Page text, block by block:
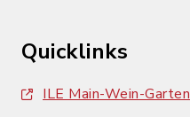
Quicklinks
ILE Main-Wein-Garten